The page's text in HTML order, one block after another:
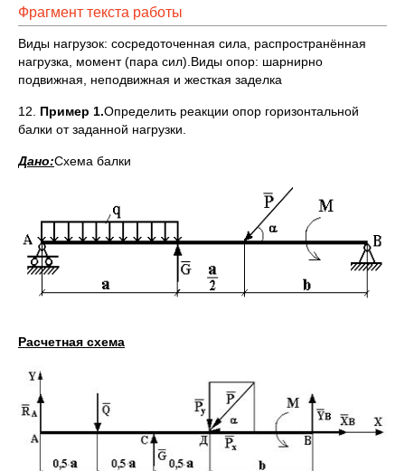
Фрагмент текста работы
Виды нагрузок: сосредоточенная сила, распространённая
нагрузка, момент (пара сил).Виды опор: шарнирно
подвижная, неподвижная и жесткая заделка
12. Пример 1.Определить реакции опор горизонтальной
балки от заданной нагрузки.
Дано:Схема балки
Расчетная схема